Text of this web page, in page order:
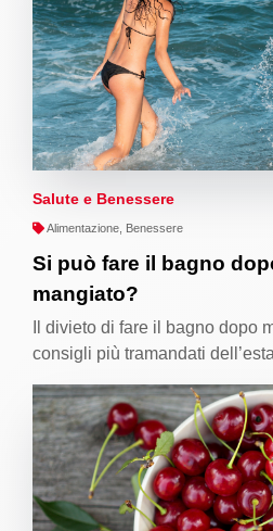
Salute e Benessere
Alimentazione, Benessere
Si può fare il bagno
mangiato?
Il divieto di fare il bagno dopo
consigli più tramandati